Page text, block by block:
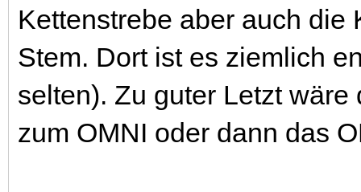
Kettenstrebe aber auch die
Stem. Dort ist es ziemlich
selten). Zu guter Letzt
zum OMNI oder dann das